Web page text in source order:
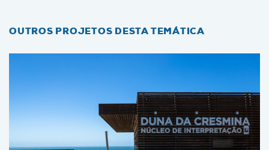
OUTROS PROJETOS DESTA TEMÁTICA